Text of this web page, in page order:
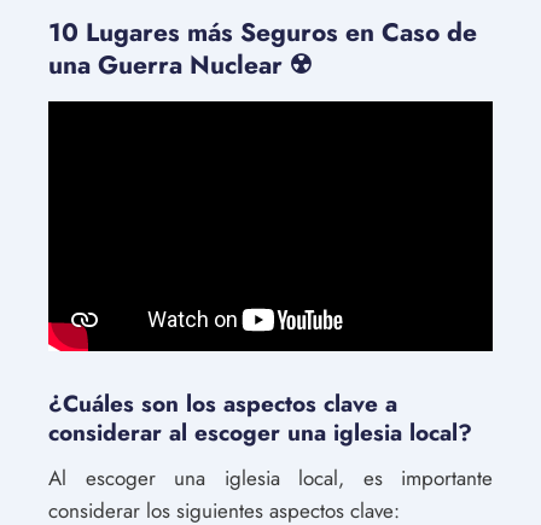
10 Lugares más Seguros en Caso de
una Guerra Nuclear ☢️
¿Cuáles son los aspectos clave a
considerar al escoger una iglesia local?
Al escoger una iglesia local, es importante
considerar los siguientes aspectos clave: